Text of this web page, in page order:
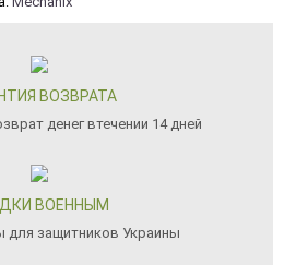
ВОЗВРАТА
денег втечении 14 дней
ВОЕННЫМ
для защитников Украины